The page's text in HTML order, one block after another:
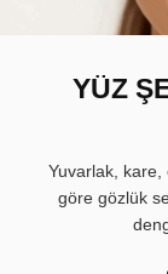
YÜZ
Yuvarlak,
göre gözlük